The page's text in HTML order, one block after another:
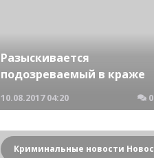
Разыскивается
подозреваемый в краже
10.08.201704:20 0